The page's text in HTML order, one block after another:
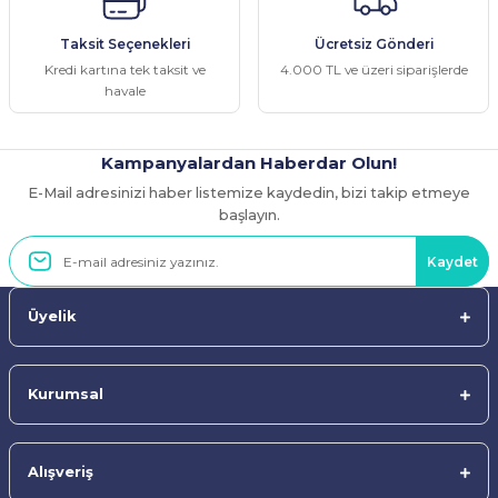
Ürün fiyatı diğer sitelerden daha pahalı.
Bu ürüne benzer farklı alternatifler olmalı.
Gönder
Taksit Seçenekleri
Kredi kartına tek taksit ve
havale
Ücretsiz Gönderi
4.000 TL ve üzeri siparişlerde
Kampanyalardan Haberdar Olun!
E-Mail adresinizi haber listemize kaydedin, bizi takip etmeye
başlayın.
Kaydet
Üyelik
Kurumsal
Alışveriş